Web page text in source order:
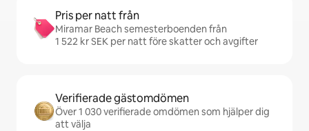
Pris per natt från
Miramar Beach semesterboenden från
1 522 kr SEK per natt före skatter och avgifter
Verifierade gästomdömen
Över 1 030 verifierade omdömen som hjälper dig
att välja